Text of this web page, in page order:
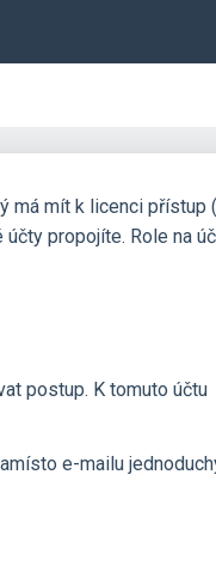
má mít k licenci přístup
propojíte. Role na
postup. K tomuto účtu
e-mailu